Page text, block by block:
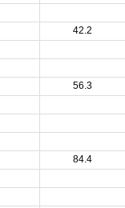
42.2
56.3
84.4